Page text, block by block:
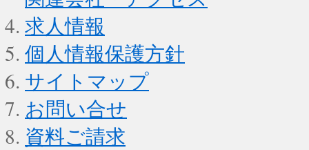
求人情報
個人情報保護方針
サイトマップ
お問い合せ
資料ご請求